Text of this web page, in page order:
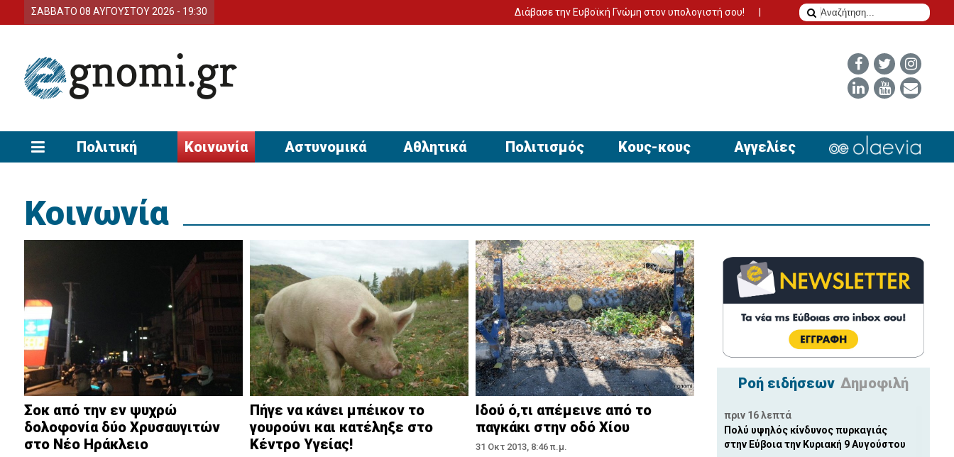
ΣΑΒΒΑΤΟ 08 ΑΥΓΟΥΣΤΟΥ 2026 - 19:30 Διάβασε την Ευβοϊκή Γνώμη στον υπολογιστή σου! Το δίδυμο της επιτυχίας για να έχει απήχηση η
Πολιτική Κοινωνία Αστυνομικά Αθλητικά Πολιτισμός Κους-κους Αγγελίες
Κοινωνία
Σοκ από την εν ψυχρώ
δολοφονία δύο Χρυσαυγιτών
στο Νέο Ηράκλειο
Πήγε να κάνει μπέικον το
γουρούνι και κατέληξε στο
Κέντρο Υγείας!
Ιδού ό,τι απέμεινε από το
παγκάκι στην οδό Χίου
31 Οκτ 2013, 8:46 π.μ.
Ροή ειδήσεων Δημοφιλή
πριν 16 λεπτά
Πολύ υψηλός κίνδυνος πυρκαγιάς
στην Εύβοια την Κυριακή 9 Αυγούστου